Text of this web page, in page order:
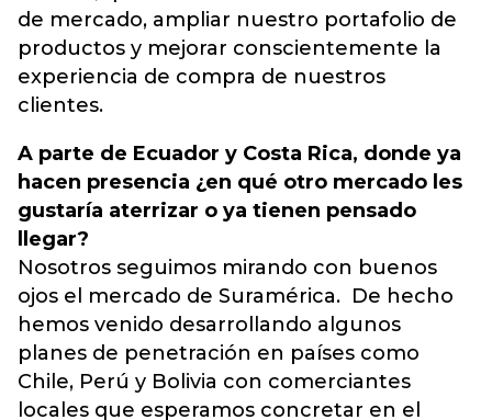
de mercado, ampliar nuestro portafolio de
productos y mejorar conscientemente la
experiencia de compra de nuestros
clientes.
A parte de Ecuador y Costa Rica, donde ya
hacen presencia ¿en qué otro mercado les
gustaría aterrizar o ya tienen pensado
llegar?
Nosotros seguimos mirando con buenos
ojos el mercado de Suramérica. De hecho
hemos venido desarrollando algunos
planes de penetración en países como
Chile, Perú y Bolivia con comerciantes
locales que esperamos concretar en el